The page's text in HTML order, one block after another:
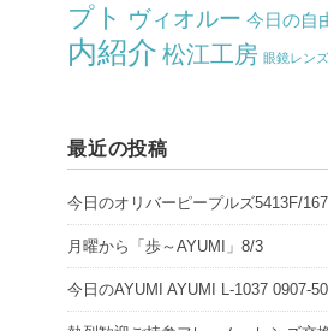
プト ヴィオルー 今日の自
内紹介 松江工房 眼鏡レンズ
最近の投稿
今日のオリバーピープルズ5413F/
月曜から「歩～AYUMI」8/3
今日のAYUMI AYUMI L-1037 0907-50